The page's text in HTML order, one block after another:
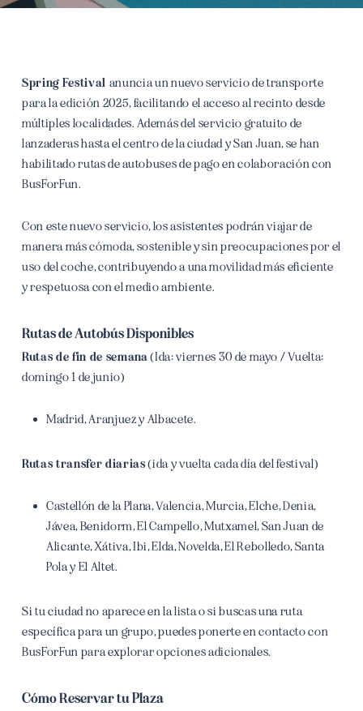
Spring Festival anuncia un nuevo servicio de transporte
para la edición 2025, facilitando el acceso al recinto desde
múltiples localidades. Además del servicio gratuito de
lanzaderas hasta el centro de la ciudad y San Juan, se han
habilitado rutas de autobuses de pago en colaboración con
BusForFun.
Con este nuevo servicio, los asistentes podrán viajar de
manera más cómoda, sostenible y sin preocupaciones por el
uso del coche, contribuyendo a una movilidad más eficiente
y respetuosa con el medio ambiente.
Rutas de Autobús Disponibles
Rutas de fin de semana(Ida: viernes 30 de mayo / Vuelta:
domingo 1 de junio)
Madrid, Aranjuez y Albacete.
Rutas transfer diarias(ida y vuelta cada día del festival)
Castellón de la Plana, Valencia, Murcia, Elche, Denia,
Jávea, Benidorm, El Campello, Mutxamel, San Juan de
Alicante, Xátiva, Ibi, Elda, Novelda, El Rebolledo, Santa
Pola y El Altet.
Si tu ciudad no aparece en la lista o si buscas una ruta
específica para un grupo, puedes ponerte en contacto con
BusForFun para explorar opciones adicionales.
Cómo Reservar tu Plaza